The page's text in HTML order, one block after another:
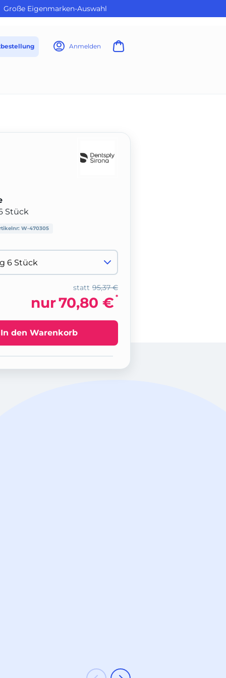
Große Eigenmarken-Auswahl
Anmelden
Stück
W-470305
95,37 €
statt
nur70,80 € *
In den Warenkorb